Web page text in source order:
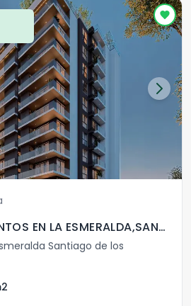
VENTA APARTAMENTOS EN LA ESMERALDA,SANTIAGO
Santiago de los